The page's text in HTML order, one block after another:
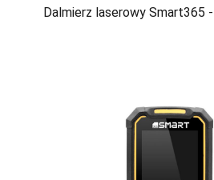
Dalmierz laserowy Smart365